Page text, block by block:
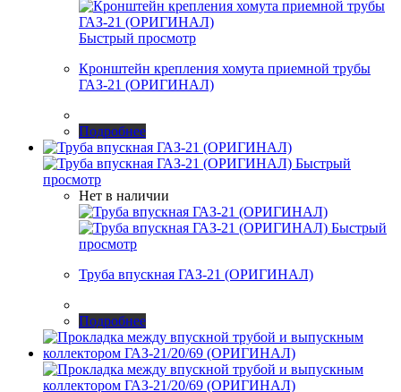
Быстрый просмотр
Кронштейн крепления хомута приемной трубы
ГАЗ-21 (ОРИГИНАЛ)
Подробнее
Быстрый
просмотр
Нет в наличии
Быстрый
просмотр
Труба впускная ГАЗ-21 (ОРИГИНАЛ)
Подробнее